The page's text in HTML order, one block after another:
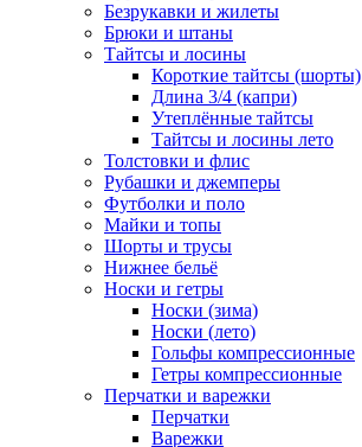
Безрукавки и жилеты
Брюки и штаны
Тайтсы и лосины
Короткие тайтсы (шорты)
Длина 3/4 (капри)
Утеплённые тайтсы
Тайтсы и лосины лето
Толстовки и флис
Рубашки и джемперы
Футболки и поло
Майки и топы
Шорты и трусы
Нижнее бельё
Носки и гетры
Носки (зима)
Носки (лето)
Гольфы компрессионные
Гетры компрессионные
Перчатки и варежки
Перчатки
Варежки